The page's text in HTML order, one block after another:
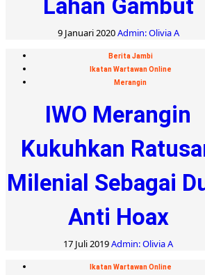
Lahan Gambut
9 Januari 2020Admin: Olivia A
Berita Jambi
Ikatan Wartawan Online
Merangin
IWO Merangin
Kukuhkan
Milenial Sebagai
Anti Hoax
17 Juli 2019Admin: Olivia A
Ikatan Wartawan Online